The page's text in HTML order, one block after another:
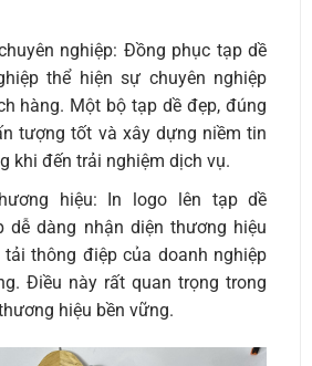
nghiệp: Đồng phục tạp dề
thể hiện sự chuyên nghiệp
hàng. Một bộ tạp dề đẹp, đúng
tượng tốt và xây dựng niềm tin
khi đến trải nghiệm dịch vụ.
hiệu: In logo lên tạp dề
dễ dàng nhận diện thương hiệu
tải thông điệp của doanh nghiệp
Điều này rất quan trọng trong
hiệu bền vững.